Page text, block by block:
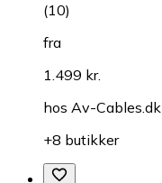
(10)
fra
1.499 kr.
hos Av-Cables.dk
+8 butikker